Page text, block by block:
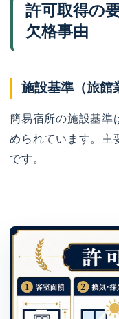
許可取得の
欠格事由
施設基準（旅館
簡易宿所の施設基準
められています。主
です。